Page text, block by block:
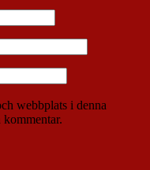
webbplats i denna